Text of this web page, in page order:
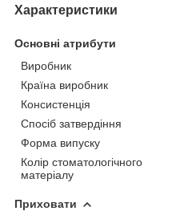
Характеристики
Основні атрибути
Виробник
Країна виробник
Консистенція
Спосіб затвердіння
Форма випуску
Колір стоматологічного
матеріалу
Приховати